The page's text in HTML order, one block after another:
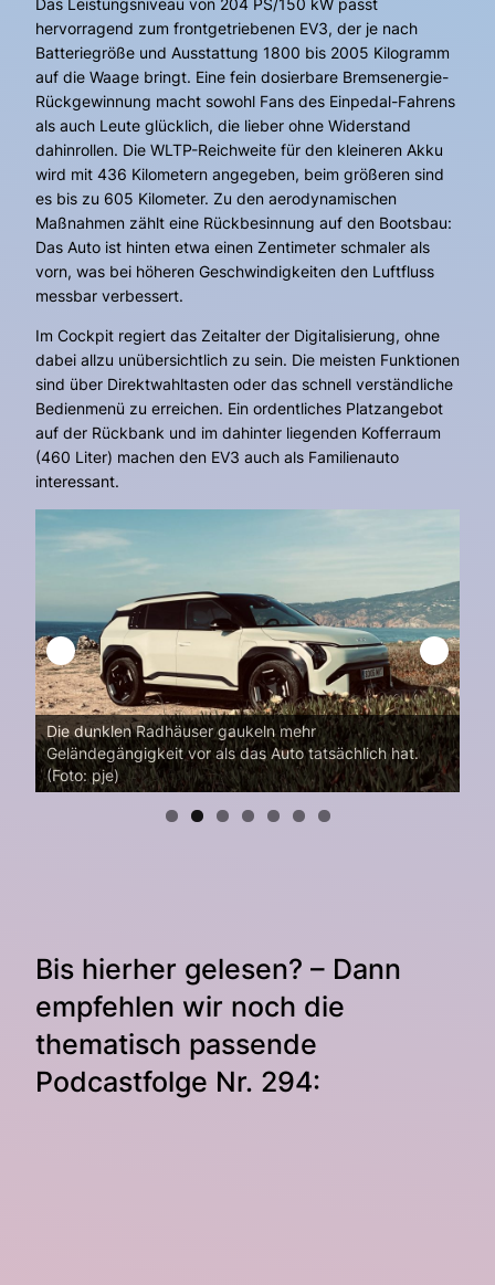
hervorragend zum frontgetriebenen EV3, der je nach
Batteriegröße und Ausstattung 1800 bis 2005 Kilogramm
auf die Waage bringt. Eine fein dosierbare Bremsenergie-
Rückgewinnung macht sowohl Fans des Einpedal-Fahrens
als auch Leute glücklich, die lieber ohne Widerstand
dahinrollen. Die WLTP-Reichweite für den kleineren Akku
wird mit 436 Kilometern angegeben, beim größeren sind
es bis zu 605 Kilometer. Zu den aerodynamischen
Maßnahmen zählt eine Rückbesinnung auf den Bootsbau:
Das Auto ist hinten etwa einen Zentimeter schmaler als
vorn, was bei höheren Geschwindigkeiten den Luftfluss
messbar verbessert.
Im Cockpit regiert das Zeitalter der Digitalisierung, ohne
dabei allzu unübersichtlich zu sein. Die meisten Funktionen
sind über Direktwahltasten oder das schnell verständliche
Bedienmenü zu erreichen. Ein ordentliches Platzangebot
auf der Rückbank und im dahinter liegenden Kofferraum
(460 Liter) machen den EV3 auch als Familienauto
interessant.
Die dunklen Radhäuser gaukeln mehr
Geländegängigkeit vor als das Auto tatsächlich hat.
(Foto: pje)
Bis hierher gelesen? – Dann
empfehlen wir noch die
thematisch passende
Podcastfolge Nr. 294: